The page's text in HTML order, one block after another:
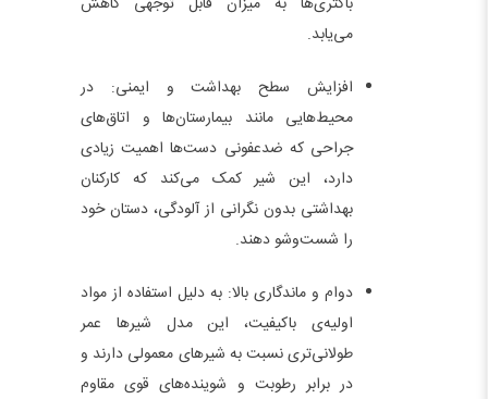
می‌یابد.
افزایش سطح بهداشت و ایمنی: در
محیط‌هایی مانند بیمارستان‌ها و اتاق‌های
جراحی که ضدعفونی دست‌ها اهمیت زیادی
دارد، این شیر کمک می‌کند که کارکنان
بهداشتی بدون نگرانی از آلودگی، دستان خود
را شست‌وشو دهند.
دوام و ماندگاری بالا: به دلیل استفاده از مواد
اولیه‌ی باکیفیت، این مدل شیرها عمر
طولانی‌تری نسبت به شیرهای معمولی دارند و
در برابر رطوبت و شوینده‌های قوی مقاوم